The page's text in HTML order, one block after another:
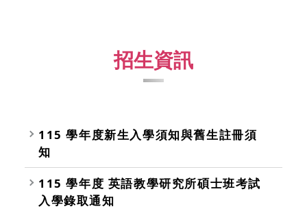
招生資訊
115 學年度新生入學須知與舊生註冊須
知
115 學年度 英語教學研究所碩士班考試
入學錄取通知